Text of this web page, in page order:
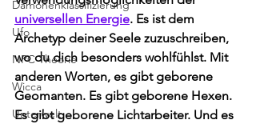
Dämonenklassifizierung
Ufo
NPC Theorie
Wicca
Unterwelt
universellen Energie. Es ist dem
Archetyp deiner Seele zuzuschreiben,
wo du dich besonders wohlfühlst. Mit
anderen Worten, es gibt geborene
Geomanten. Es gibt geborene Hexen.
Es gibt geborene Lichtarbeiter. Und es